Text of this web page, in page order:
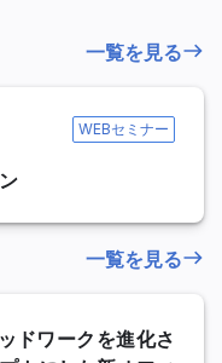
WEBセミナー
一覧を見る
ドワークを進化さ
一覧を見る